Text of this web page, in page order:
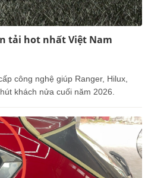
tải hot nhất Việt Nam
công nghệ giúp Ranger, Hilux,
khách nửa cuối năm 2026.